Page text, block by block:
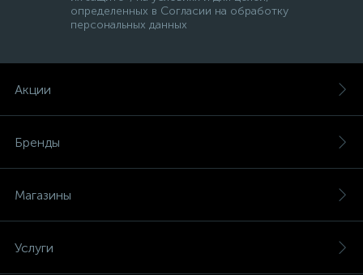
определенных в Согласии на обработку
персональных данных
Акции
Бренды
Магазины
Услуги